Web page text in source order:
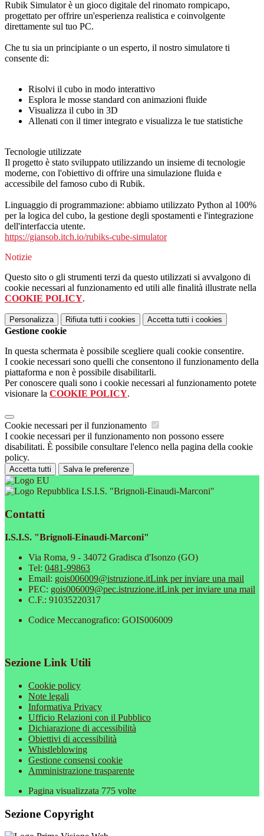
Rubik Simulator è un gioco digitale del rinomato rompicapo,
progettato per offrire un'esperienza realistica e coinvolgente
direttamente sul tuo PC.
Che tu sia un principiante o un esperto, il nostro simulatore ti
consente di:
Risolvi il cubo in modo interattivo
Esplora le mosse standard con animazioni fluide
Visualizza il cubo in 3D
Allenati con il timer integrato e visualizza le tue statistiche
Tecnologie utilizzate
Il progetto è stato sviluppato utilizzando un insieme di tecnologie
moderne, con l'obiettivo di offrire una simulazione fluida e
accessibile del famoso cubo di Rubik.
Linguaggio di programmazione: abbiamo utilizzato Python al 100%
per la logica del cubo, la gestione degli spostamenti e l'integrazione
dell'interfaccia utente.
https://giansob.itch.io/rubiks-cube-simulator
Notizie
Questo sito o gli strumenti terzi da questo utilizzati si avvalgono di
cookie necessari al funzionamento ed utili alle finalità illustrate nella
COOKIE POLICY.
Personalizza Rifiuta tutti i cookies Accetta tutti i cookies
Gestione cookie
In questa schermata è possibile scegliere quali cookie consentire.
I cookie necessari sono quelli che consentono il funzionamento della
piattaforma e non è possibile disabilitarli.
Per conoscere quali sono i cookie necessari al funzionamento potete
visionare la COOKIE POLICY.
Cookie necessari per il funzionamento
I cookie necessari per il funzionamento non possono essere
disabilitati. È possibile consultare l'elenco nella pagina della cookie
policy.
Accetta tutti Salva le preferenze
I.S.I.S. "Brignoli-Einaudi-Marconi"
Contatti
I.S.I.S. "Brignoli-Einaudi-Marconi"
Via Roma, 9 - 34072 Gradisca d'Isonzo (GO)
Tel: 0481-99863
Email: gois006009@istruzione.itLink per inviare una mail
PEC: gois006009@pec.istruzione.itLink per inviare una mail
C.F.: 91035220317
Codice Meccanografico: GOIS006009
Sezione Link Utili
Cookie policy
Note legali
Informativa Privacy
Ufficio Relazioni con il Pubblico
Dichiarazione di accessibilità
Obiettivi di accessibilità
Whistleblowing
Gestione consensi cookie
Amministrazione trasparente
Pagina visualizzata 775 volte
Sezione Copyright